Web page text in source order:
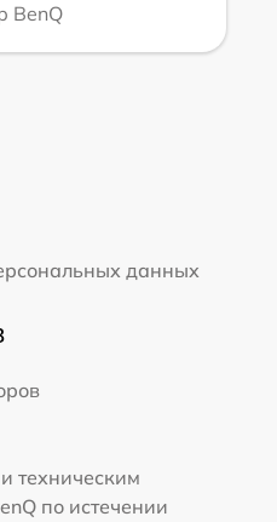
BenQ
данных
техническим
по истечении